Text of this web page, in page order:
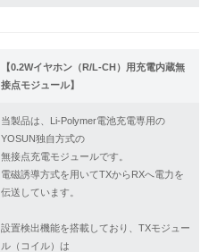
【0.2Wイヤホン（R/L-CH）用充電内蔵無
接点モジュール】
当製品は、Li-Polymer電池充電専用の
YOSUN独自方式の
無接点充電モジュールです。
電磁誘導方式を用いてTXからRXへ電力を
伝送しています。
設置検出機能を搭載しており、TXモジュー
ル（コイル）は